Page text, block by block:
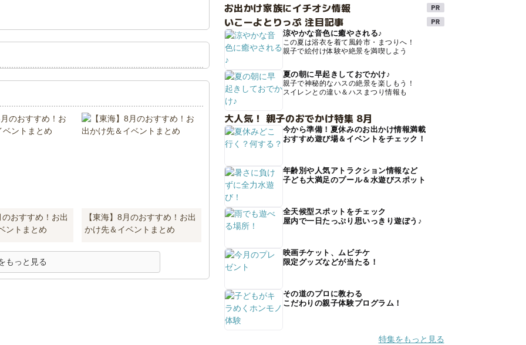
おすすめ！お出
ントまとめ
【東海】8月のおすすめ！お出
かけ先＆イベントまとめ
もっと見る
お出かけ家族にイチオシ情報
いこーよとりっぷ 注目記事
涼やかな音色に癒やされる♪
この夏は浴衣を着て風鈴市・まつりへ！
親子で絵付け体験や絶景を満喫しよう
夏の朝に早起きしておでかけ♪
親子で神秘的なハスの絶景を楽しもう！
スイレンとの違い＆ハスまつり情報も
大人気！ 親子のおでかけ特集 8月
今から準備！夏休みのお出かけ情報満載
おすすめ遊び場＆イベントをチェック！
年齢別や人気アトラクション情報など
子ども大満足のプール＆水遊びスポット
全天候型スポットをチェック
屋内で一日たっぷり思いっきり遊ぼう♪
映画チケット、ムビチケ
限定グッズなどが当たる！
その道のプロに教わる
こだわりの親子体験プログラム！
特集をもっと見る